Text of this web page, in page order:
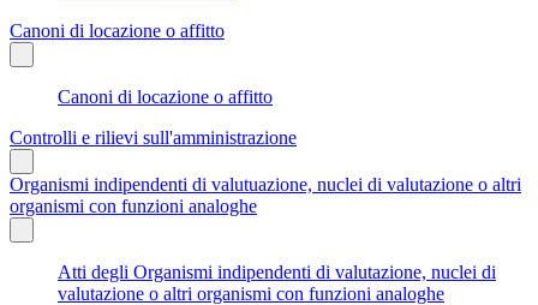
Canoni di locazione o affitto
Canoni di locazione o affitto
Controlli e rilievi sull'amministrazione
Organismi indipendenti di valutuazione, nuclei di valutazione o altri
organismi con funzioni analoghe
Atti degli Organismi indipendenti di valutazione, nuclei di
valutazione o altri organismi con funzioni analoghe